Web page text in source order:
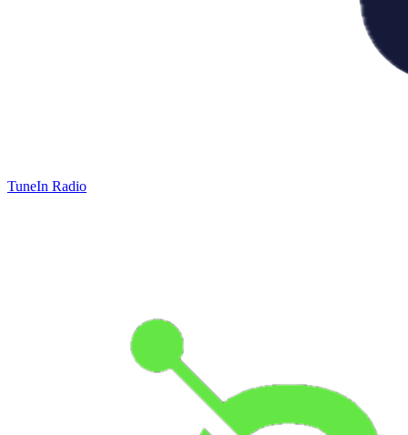
TuneIn Radio